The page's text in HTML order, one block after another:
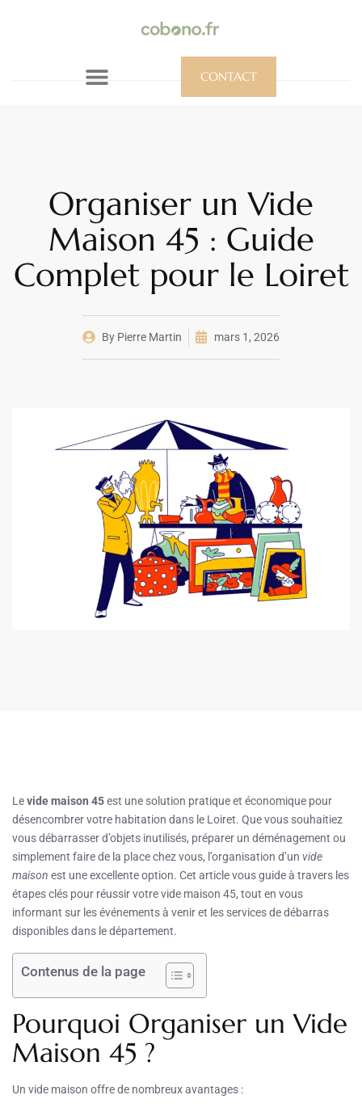
CONTACT
Organiser un Vide
Maison 45 : Guide
Complet pour le Loiret
By Pierre Martin mars 1, 2026
Levide maison 45est une solution pratique et économique pour
désencombrer votre habitation dans le Loiret. Que vous souhaitiez
vous débarrasser d’objets inutilisés, préparer un déménagement ou
simplement faire de la place chez vous, l’organisation d’un vide
maison est une excellente option. Cet article vous guide à travers les
étapes clés pour réussir votre vide maison 45, tout en vous
informant sur les événements à venir et les services de débarras
disponibles dans le département.
Contenus de la page
Pourquoi Organiser un Vide
Maison 45 ?
Un vide maison offre de nombreux avantages :